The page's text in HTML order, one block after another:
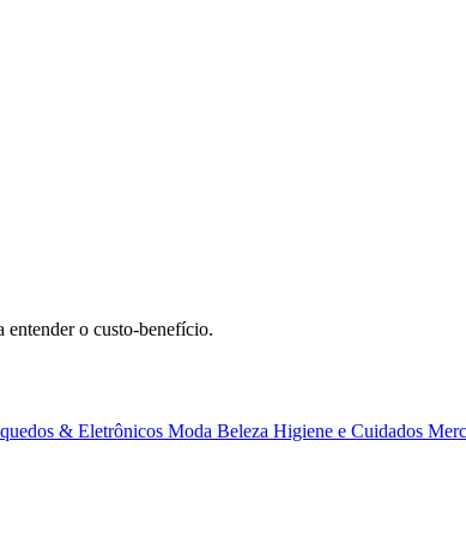
entender o custo-benefício.
& Eletrônicos Moda Beleza Higiene e Cuidados